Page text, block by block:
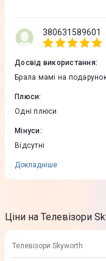
380631589601
Досвід використання:
Брала мамі на
Плюси:
Одні плюси
Мінуси:
Відсутні
Докладніше
Ціни на Телевізори
Телевізори Skyworth